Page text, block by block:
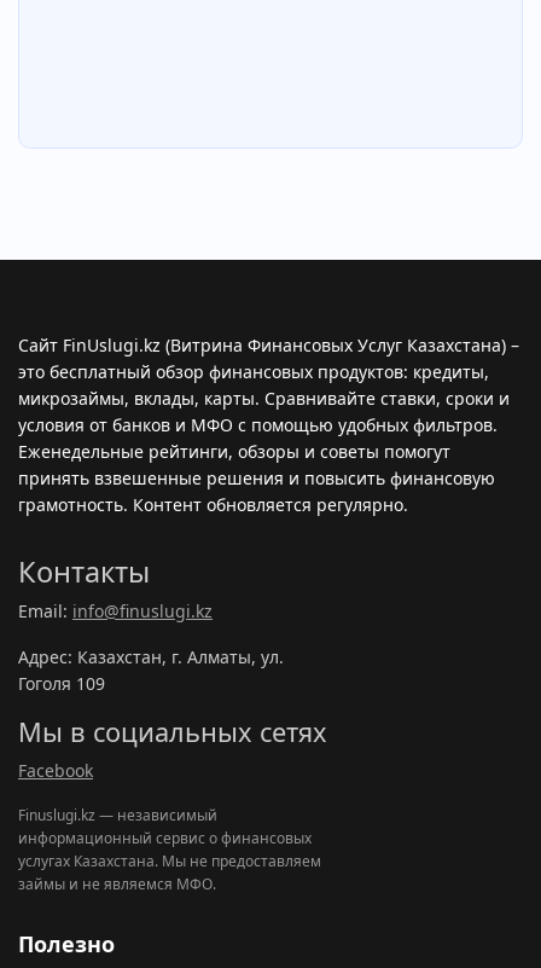
Сайт FinUslugi.kz (Витрина Финансовых Услуг Казахстана) –
это бесплатный обзор финансовых продуктов: кредиты,
микрозаймы, вклады, карты. Сравнивайте ставки, сроки и
условия от банков и МФО с помощью удобных фильтров.
Еженедельные рейтинги, обзоры и советы помогут
принять взвешенные решения и повысить финансовую
грамотность. Контент обновляется регулярно.
Контакты
Email: info@finuslugi.kz
Адрес: Казахстан, г. Алматы, ул.
Гоголя 109
Мы в социальных сетях
Facebook
Finuslugi.kz — независимый
информационный сервис о финансовых
услугах Казахстана. Мы не предоставляем
займы и не являемся МФО.
Полезно